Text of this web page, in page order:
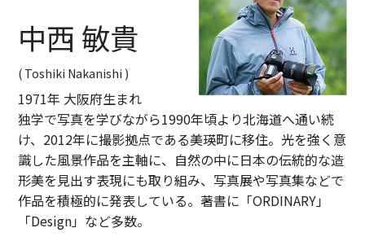
中西 敏貴
( Toshiki Nakanishi )
1971年 大阪府生まれ
独学で写真を学びながら1990年頃より北海道へ通い続
け、2012年に撮影拠点である美瑛町に移住。光を強く意
識した風景作品を主軸に、自然の中に日本の伝統的な造
形美を見出す表現にも取り組み、写真展や写真集などで
作品を積極的に発表している。著書に「ORDINARY」
「Design」など多数。